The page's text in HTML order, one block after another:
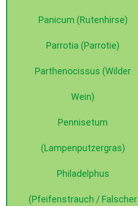
Panicum (Rutenhirse)
Parrotia (Parrotie)
Parthenocissus (Wilder
Wein)
Pennisetum
(Lampenputzergras)
Philadelphus
(Pfeifenstrauch / Falscher